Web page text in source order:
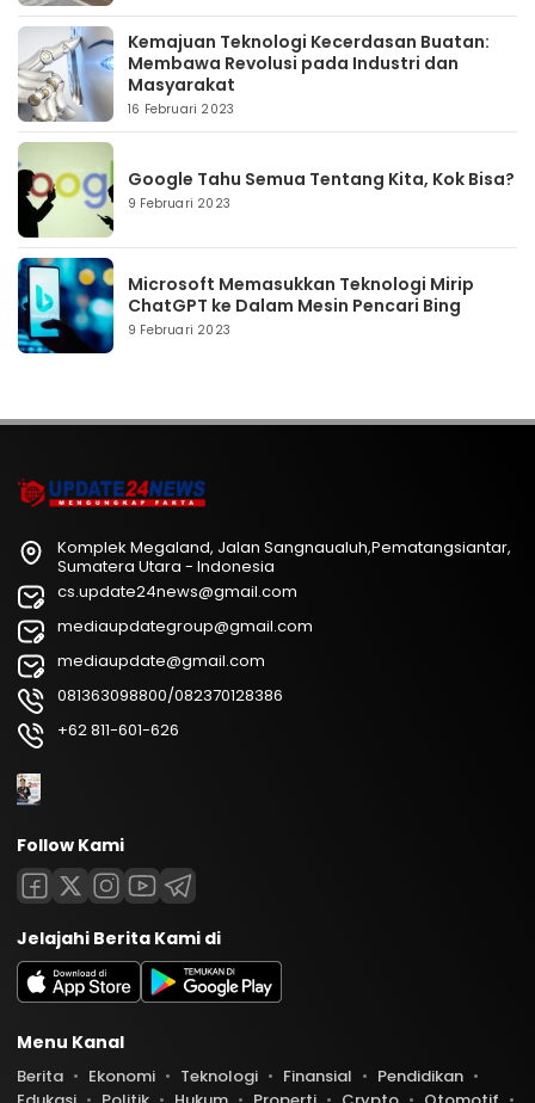
Kemajuan Teknologi Kecerdasan Buatan:
Membawa Revolusi pada Industri dan
Masyarakat
16 Februari 2023
Google Tahu Semua Tentang Kita, Kok Bisa?
9 Februari 2023
Microsoft Memasukkan Teknologi Mirip
ChatGPT ke Dalam Mesin Pencari Bing
9 Februari 2023
Komplek Megaland, Jalan Sangnaualuh,Pematangsiantar,
Sumatera Utara - Indonesia
cs.update24news@gmail.com
mediaupdategroup@gmail.com
mediaupdate@gmail.com
081363098800/082370128386
+62 811-601-626
Follow Kami
Jelajahi Berita Kami di
Menu Kanal
Berita Ekonomi Teknologi Finansial
Pendidikan